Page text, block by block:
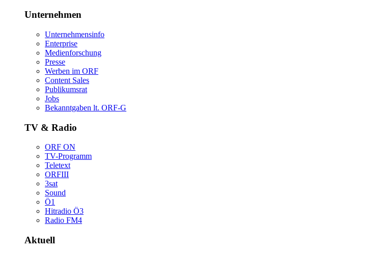
Unternehmen
Unternehmensinfo
Enterprise
Medienforschung
Presse
WerbenimORF
ContentSales
Publikumsrat
Jobs
Bekanntgabenlt.ORF-G
TV&Radio
ORFON
TV-Programm
Teletext
ORFIII
3sat
Sound
Ö1
HitradioÖ3
RadioFM4
Aktuell